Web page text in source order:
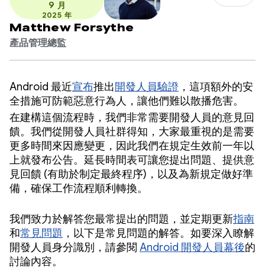
9 月
2025 年
Matthew Forsythe
產品管理總監
Android 最近宣布推出開發人員驗證 ，這項額外的安
全措施可防範惡意行為人，讓他們難以散播危害。
在建構這個流程時，我們非常需要開發人員的意見回
饋。我們從開發人員社群得知，大家最重視的是需要
更多時間來因應變更，因此我們在規定生效前一年以
上就發布公告。延長時間表可讓您提出問題、提供意
見回饋 (有助於制定最終程序)，以及為新規定做好準
備，確保工作流程順利轉換。
我們致力於解答您最常提出的問題，並定期更新指南
和常見問題 ，以下是常見問題的解答。如要深入瞭解
開發人員身分識別，請參閱 Android 開發人員幕後的
討論內容。